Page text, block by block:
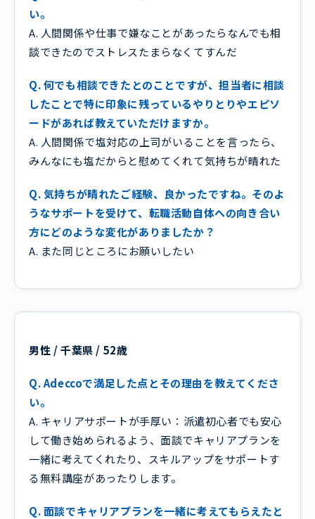
い。
A. 人間関係や仕事で嫌なことがあったらなんでも相
談できたのでストレスたまらなくてすんだ
Q. 何でも相談できたとのことですが、担当者に相談
したことで特に印象に残っているやりとりやエピソ
ードがあれば教えていただけますか。
A. 人間関係で塩対応の上司がいることを言ったら、
みんなにも塩だからと慰めてくれて気持ちが晴れた
Q. 気持ちが晴れたご経験、良かったですね。そのよ
うなサポートを受けて、転職活動自体への向き合い
方にどのような変化がありましたか？
A. また同じところにお願いしたい
男性 / 千葉県 / 52歳
Q. Adeccoで満足した点とその理由を教えてくださ
い。
A. キャリアサポートが手厚い：派遣初心者でも安心
して働き始められるよう、面談でキャリアプランを
一緒に考えてくれたり、スキルアップをサポートす
る無料講座があったりします。
Q. 面談でキャリアプランを一緒に考えてもらえたと